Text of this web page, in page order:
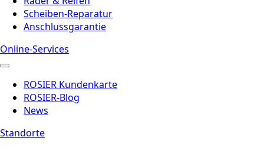
Scheiben-Reparatur
Anschlussgarantie
Online-Services
ROSIER Kundenkarte
ROSIER-Blog
News
Standorte